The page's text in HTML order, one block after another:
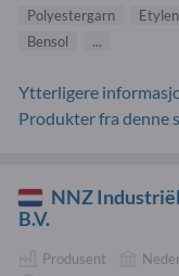
Polyestergarn
Bensol
...
Ytterligere
Produkter fra denne
NNZ
B.V.
Produsent